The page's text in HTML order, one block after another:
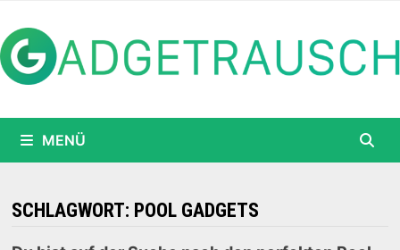
Inhalt
springen
MENÜ
SCHLAGWORT: POOL GADGETS